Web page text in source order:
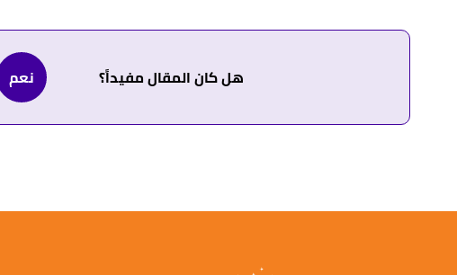
↑أبو الفداء،تفسير الأحلام بالقرآن، صفحة 121. بتصرّف.
كتاب الإشارات في علم العبارات
هل كان المقال مفيداً؟ نعم